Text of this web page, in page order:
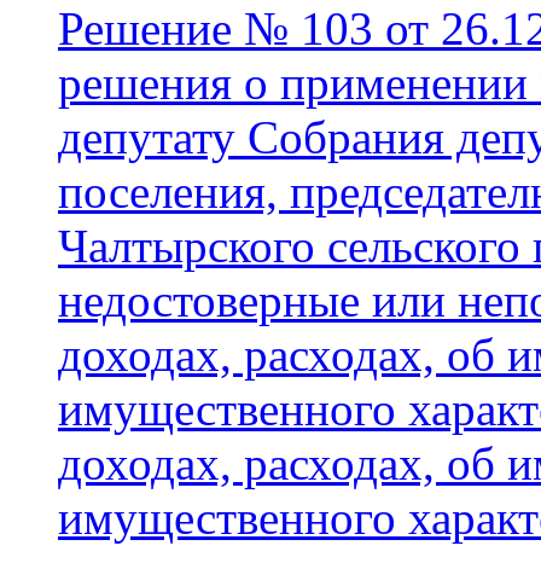
Решение № 103 от
решения о применении
депутату Собрания
поселения,
Чалтырского
недостоверные или
доходах, расходах, об
имущественного
доходах, расходах, об
имущественного